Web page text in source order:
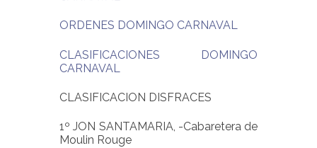
ORDENES DOMINGO CARNAVAL
CLASIFICACIONES DOMINGO
CARNAVAL
CLASIFICACION DISFRACES
1º JON SANTAMARIA, -Cabaretera de
Moulin Rouge